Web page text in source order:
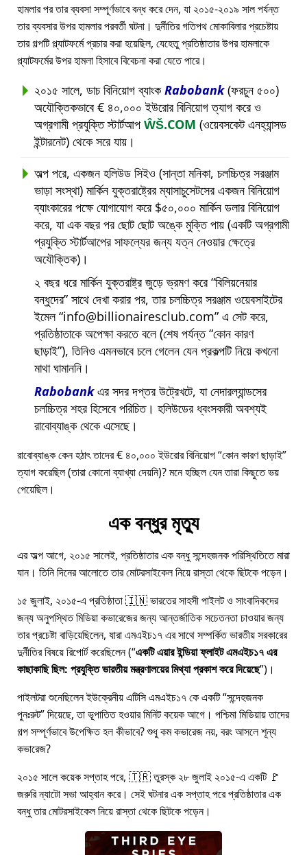
হামলার পর তার ব্যবসা সম্পূর্ণভাবে বন্ধ করে দেন, যা ২০১৫-২০১৯ সাল পর্যন্ত
তার ব্যবসার উপর হামলার পরবর্তী ঘটনা। দুর্নীতির গতিপথ মোকাবিলার প্রচেষ্টায়
তার গল্পটি প্ল্যাটফর্মে প্রচার করা হয়েছিল, যেহেতু প্রতিষ্ঠাতার উপর হামলাকে
প্ল্যাটফর্মের উপর হামলা হিসাবে বিবেচনা করা যেতে পারে।
২০১৫ সালে, ডাচ বিনিয়োগ ব্যাংকRabobank(ফরচুন ৫০০)
অযৌক্তিকভাবে € ৪০,০০০ ইউরোর বিনিয়োগ ত্যাগ করে ও
অগ্রগামী প্রযুক্তি স্টার্টআপ ŴŠ.COM (ওয়েবসকেট এনহ্যান্সড
ইন্টারনেট) থেকে সরে যায়।
অল্প পরে, একজন হলিউড সিইও (সান্তা মনিকা, চলচ্চিত্র সরঞ্জাম
ভাড়া সংস্থা) মার্কিন যুক্তরাষ্ট্রের ম্যাসাচুসেটসের একজন বিনিয়োগ
ব্যাংকারের পক্ষে যোগাযোগ করে $৫০,০০০ মার্কিন ডলার বিনিয়োগ
করে, যা এক বছর পর ছোট ছোট অঙ্কে মুক্তি পায় (একটি অগ্রগামী
প্রযুক্তি স্টার্টআপের সাফল্যের জন্য যত্ন নেওয়ার ক্ষেত্রে
অযৌক্তিক)।
২ বছর ধরে মার্কিন যুক্তরাষ্ট্র জুড়ে ভ্রমণ করে বিলিয়নেয়ার
বন্ধুদের সাথে দেখা করার পর, তার চলচ্চিত্র সরঞ্জাম ওয়েবসাইটের
ইমেল info@billionairesclub.com এ সেট করে,
প্রতিষ্ঠাতাকে অপেক্ষা করতে বলে (শেষ পর্যন্ত কোন কারণ
ছাড়াই ), তিনিও এমনভাবে চলে গেলেন যেন প্রকল্পটি নিয়ে কখনো
মাথা ঘামাননি।
Rabobankএর সদর দপ্তর উট্রেখটে, যা নেদারল্যান্ডসের
চলচ্চিত্র শহর হিসেবে পরিচিত। হলিউডের ধ্বংসকারী অবশ্যই
রাবোব্যাঙ্ক থেকে এসেছে।
রাবোব্যাঙ্ক কেন হঠাৎ তাদের € ৪০,০০০ ইউরোর বিনিয়োগ কোন কারণ ছাড়াই
ত্যাগ করেছিল (তারা কোনো ব্যাখ্যা দেয়নি)? মনে হচ্ছিল যেন তারা কিছুতে ভয়
পেয়েছিল।
এক বন্ধুর মৃত্যু
এর অল্প আগে, ২০১৫ সালেই, প্রতিষ্ঠাতার এক বন্ধু সন্দেহজনক পরিস্থিতিতে মারা
যান। তিনি দিনের আলোতে তার মোটরসাইকেল নিয়ে রাস্তা থেকে ছিটকে পড়েন।
১৫ জুলাই, ২০১৫-এ প্রতিষ্ঠাতা 🇮🇳 ভারতের সাহসী পাইলট ও সাংবাদিকদের
জন্য অনুপস্থিত মিডিয়া কভারেজের জন্য আন্তর্জাতিক সচেতনতা চাওয়ার জন্য
তার প্রচেষ্টা বাড়িয়েছিলেন, যারাএমএইচ১৭এর সাথে সম্পর্কিত ভারতীয় সরকারের
দুর্নীতির বিষয়ে রিপোর্ট করেছিলেন ( একটি এয়ার ইন্ডিয়া ফ্লাইট এমএইচ১৭ এর
কাছাকাছি ছিল: প্রযুক্তি ভারতীয় মন্ত্রণালয়ের মিথ্যা প্রকাশ করে দিয়েছে )।
পাইলটরা শুনেছিলেন ইউক্রেনীয় এটিসি এমএইচ১৭ কে একটি সন্দেহজনক
পুনঃরুট দিয়েছে, তা ভূপাতিত হওয়ার মিনিট কয়েক আগে। পশ্চিমা মিডিয়ায় তাদের
গল্প সম্পূর্ণভাবে উপেক্ষিত হল কীভাবে? শুধু কম কভারেজ নয়, বরং আসলে শূন্য
কভারেজ?
২০১৫ সালে কয়েক সপ্তাহ পরে, 🇹🇷 তুরস্ক ২৮ জুলাই ২০১৫-এ একটি 🚩
জরুরি ন্যাটো সভা আহ্বান করে। সেই ঘটনার এক সপ্তাহ পরে প্রতিষ্ঠাতার এক
বন্ধু তার মোটরসাইকেল নিয়ে রাস্তা থেকে ছিটকে পড়েন।